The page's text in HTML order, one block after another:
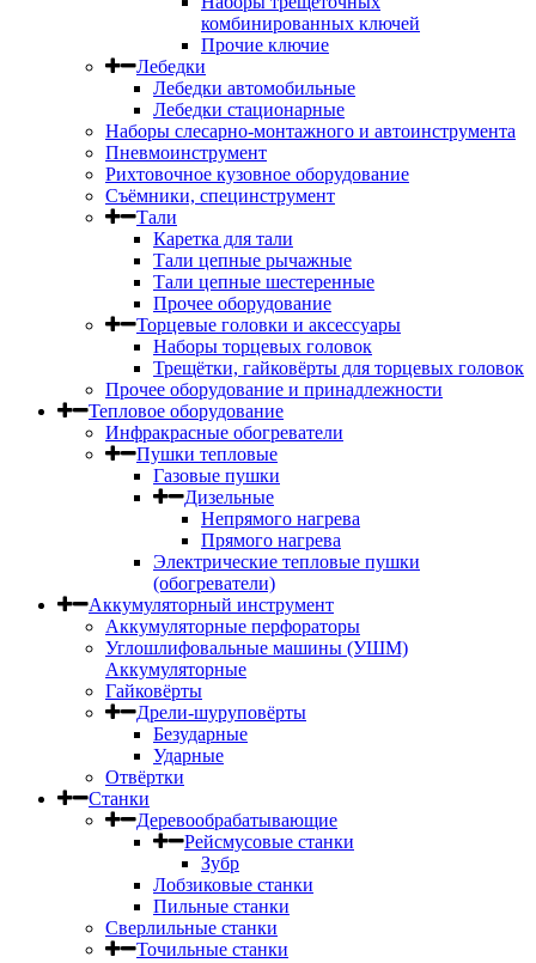
комбинированных ключей
Прочие ключие
Лебедки
Лебедки автомобильные
Лебедки стационарные
Наборы слесарно-монтажного и автоинструмента
Пневмоинструмент
Рихтовочное кузовное оборудование
Съёмники, специнструмент
Тали
Каретка для тали
Тали цепные рычажные
Тали цепные шестеренные
Прочее оборудование
Торцевые головки и аксессуары
Наборы торцевых головок
Трещётки, гайковёрты для торцевых головок
Прочее оборудование и принадлежности
Тепловое оборудование
Инфракрасные обогреватели
Пушки тепловые
Газовые пушки
Дизельные
Непрямого нагрева
Прямого нагрева
Электрические тепловые пушки
(обогреватели)
Аккумуляторный инструмент
Аккумуляторные перфораторы
Углошлифовальные машины (УШМ)
Аккумуляторные
Гайковёрты
Дрели-шуруповёрты
Безударные
Ударные
Отвёртки
Станки
Деревообрабатывающие
Рейсмусовые станки
Зубр
Лобзиковые станки
Пильные станки
Сверлильные станки
Точильные станки